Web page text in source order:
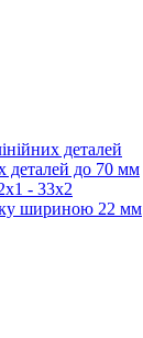
деталей
деталей до 70 мм
‐ 33х2
шириною 22 мм